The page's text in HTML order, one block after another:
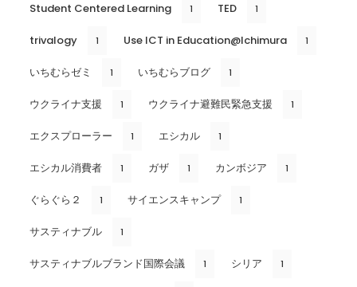
Student Centered Learning 1 TED 1
trivalogy 1 Use ICT in Education@Ichimura 1
いちむらゼミ 1 いちむらブログ 1
ウクライナ支援 1 ウクライナ避難民緊急支援 1
エクスプローラー 1 エシカル 1
エシカル消費者 1 ガザ 1 カンボジア 1
ぐらぐら２ 1 サイエンスキャンプ 1
サスティナブル 1
サスティナブルブランド国際会議 1 シリア 1